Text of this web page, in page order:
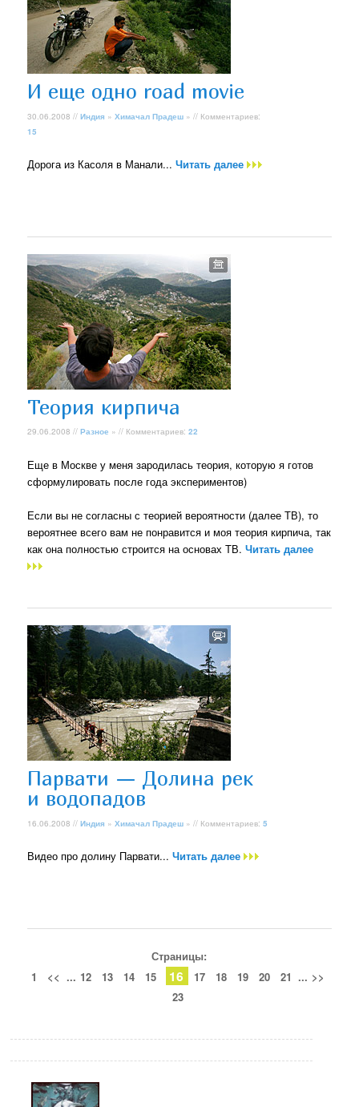
И еще одно road movie
30.06.2008 //Индия »Химачал Прадеш » // Комментариев:
15
Дорога из Касоля в Манали...Читать далее
Теория кирпича
29.06.2008 //Разное » // Комментариев:22
Еще в Москве у меня зародилась теория, которую я готов
сформулировать после года экспериментов)
Если вы не согласны с теорией вероятности (далее ТВ), то
вероятнее всего вам не понравится и моя теория кирпича, так
как она полностью строится на основах ТВ.Читать далее
Парвати — Долина рек
и водопадов
16.06.2008 //Индия »Химачал Прадеш » // Комментариев:5
Видео про долину Парвати...Читать далее
Страницы:
1
<< ... 12 13 14 15 16 17 18 19 20 21 ... >>
23